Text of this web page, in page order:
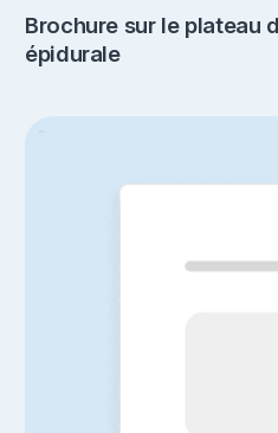
Brochure sur le plateau
épidurale